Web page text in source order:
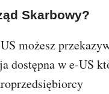
Skarbowy?
możesz
w e-US